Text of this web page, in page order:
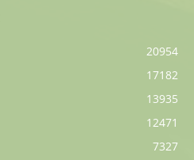
20954
17182
13935
12471
7327